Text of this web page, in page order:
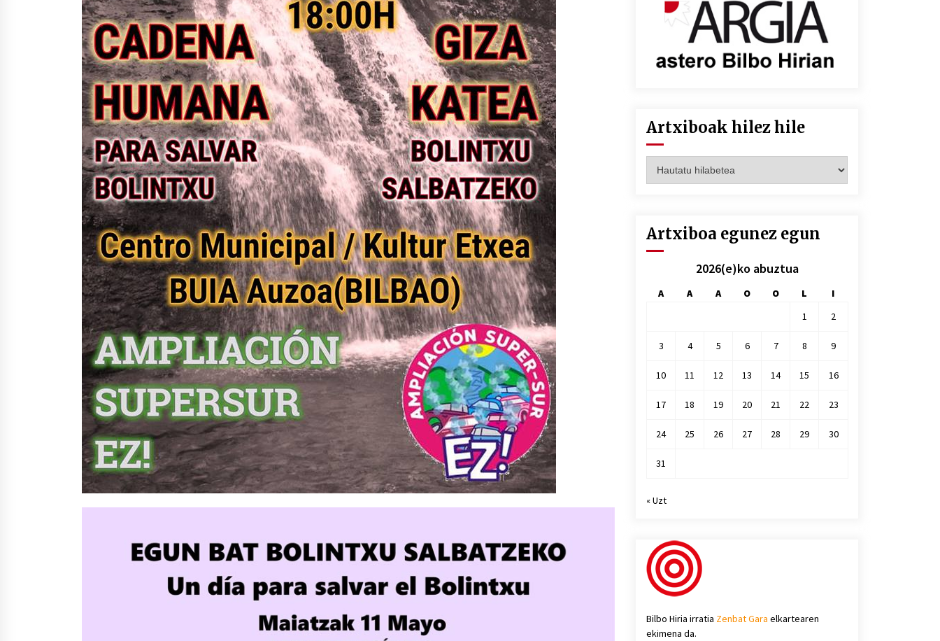
Artxiboak hilez hile
hilez
Artxiboa egunez egun
2026(e)ko abuztua
A A A O O L
I
1
2
3 4 5 6 7 8 9
10 11 12 13 14 15 16
17 18 19 20 21 22 23
24 25 26 27 28 29 30
31
« Uzt
Bilbo Hiria irratia Zenbat Gara elkartearen
ekimena da.